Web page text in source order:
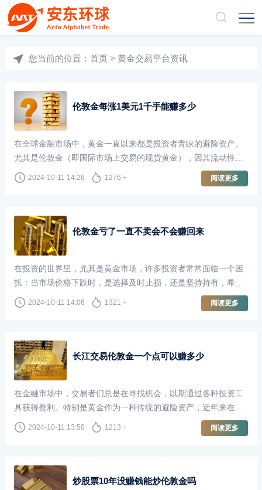
您当前的位置： 首页 > 黄金交易平台资讯
伦敦金每涨1美元1千手能赚多少
在全球金融市场中，黄金一直以来都是投资者青睐的避险资产。
尤其是伦敦金（即国际市场上交易的现货黄金），因其流动性
强、交易量大，成为了许多投资者的首选。许多投资者在交易时
会关注价格波动，尤其是伦敦金每上涨1美元的潜在收益。那么，
2024-10-11 14:26 1276 + 阅读更多
伦敦金亏了一直不卖会不会赚回来
在投资的世界里，尤其是黄金市场，许多投资者常常面临一个困
扰：当市场价格下跌时，是选择及时止损，还是坚持持有，希望
未来能够“回本”？尤其是在伦敦金市场，这个问题更是引发了广
泛的讨论。
2024-10-11 14:06 1321 + 阅读更多
长江交易伦敦金一个点可以赚多少
在金融市场中，交易者们总是在寻找机会，以期通过各种投资工
具获得盈利。特别是黄金作为一种传统的避险资产，近年来在全
球经济不确定性加剧的背景下，受到了越来越多投资者的青睐。
长江交易作为国内知名的贵金属交易平台，提供了丰富的交易机
易伦敦金一个点究竟可以赚多少呢？
2024-10-11 13:50 1213 + 阅读更多
炒股票10年没赚钱能炒伦敦金吗